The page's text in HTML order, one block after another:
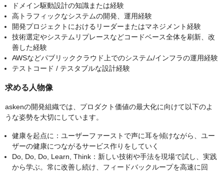
ドメイン駆動設計の知識または経験
高トラフィックなシステムの開発、運用経験
開発プロジェクトにおけるリーダーまたはマネジメント経験
技術選定やシステムリプレースなどコードベース全体を刷新、改
善した経験
AWSなどパブリッククラウド上でのシステム/インフラの運用経験
テストコード / テスタブルな設計経験
求める人物像
askenの開発組織では、プロダクト価値の最大化に向けて以下のよ
うな姿勢を大切にしています。
健康を起点に：ユーザーファーストで声に耳を傾けながら、ユー
ザーの健康につながるサービス作りをしていく
Do, Do, Do, Learn, Think：新しい技術や手法を現場で試し、実践
から学ぶ。常に改善し続け、フィードバックループを高速に回